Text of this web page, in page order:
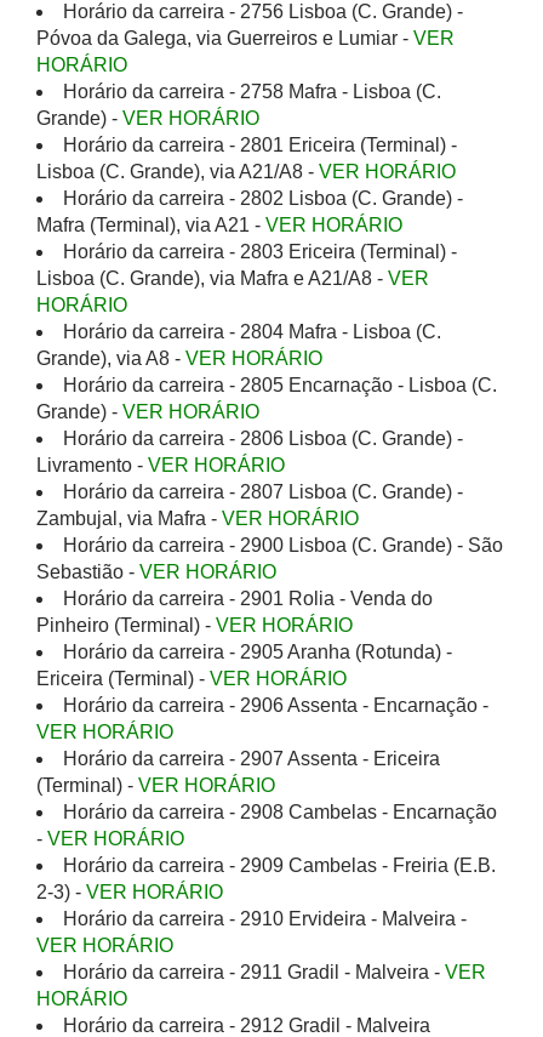
Horário da carreira - 2756 Lisboa (C. Grande) -
Póvoa da Galega, via Guerreiros e Lumiar - VER
HORÁRIO
Horário da carreira - 2758 Mafra - Lisboa (C.
Grande) - VER HORÁRIO
Horário da carreira - 2801 Ericeira (Terminal) -
Lisboa (C. Grande), via A21/A8 - VER HORÁRIO
Horário da carreira - 2802 Lisboa (C. Grande) -
Mafra (Terminal), via A21 - VER HORÁRIO
Horário da carreira - 2803 Ericeira (Terminal) -
Lisboa (C. Grande), via Mafra e A21/A8 - VER
HORÁRIO
Horário da carreira - 2804 Mafra - Lisboa (C.
Grande), via A8 - VER HORÁRIO
Horário da carreira - 2805 Encarnação - Lisboa (C.
Grande) - VER HORÁRIO
Horário da carreira - 2806 Lisboa (C. Grande) -
Livramento - VER HORÁRIO
Horário da carreira - 2807 Lisboa (C. Grande) -
Zambujal, via Mafra - VER HORÁRIO
Horário da carreira - 2900 Lisboa (C. Grande) - São
Sebastião - VER HORÁRIO
Horário da carreira - 2901 Rolia - Venda do
Pinheiro (Terminal) - VER HORÁRIO
Horário da carreira - 2905 Aranha (Rotunda) -
Ericeira (Terminal) - VER HORÁRIO
Horário da carreira - 2906 Assenta - Encarnação -
VER HORÁRIO
Horário da carreira - 2907 Assenta - Ericeira
(Terminal) - VER HORÁRIO
Horário da carreira - 2908 Cambelas - Encarnação
- VER HORÁRIO
Horário da carreira - 2909 Cambelas - Freiria (E.B.
2-3) - VER HORÁRIO
Horário da carreira - 2910 Ervideira - Malveira -
VER HORÁRIO
Horário da carreira - 2911 Gradil - Malveira - VER
HORÁRIO
Horário da carreira - 2912 Gradil - Malveira